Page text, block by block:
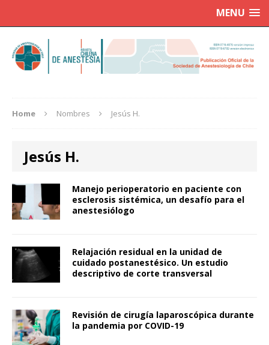
MENU
Home Nombres Jesús H.
Jesús H.
Manejo perioperatorio en paciente con
esclerosis sistémica, un desafío para el
anestesiólogo
Relajación residual en la unidad de
cuidado postanestésico. Un estudio
descriptivo de corte transversal
Revisión de cirugía laparoscópica durante
la pandemia por COVID-19